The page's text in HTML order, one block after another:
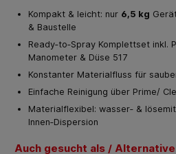
Kompakt & leicht: nur 6,5 kg
& Baustelle
Ready‑to‑Spray Komplettset inkl.
Manometer & Düse 517
Konstanter Materialfluss für
Einfache Reinigung über Prime/
Materialflexibel: wasser‑ &
Innen‑Dispersion
Auch gesucht als /